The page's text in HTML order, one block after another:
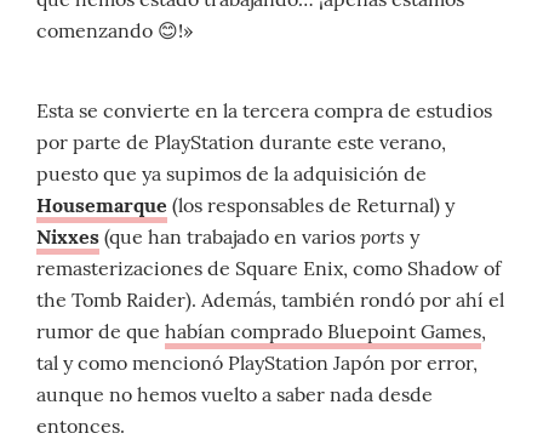
comenzando 😊!»
Esta se convierte en la tercera compra de estudios
por parte de PlayStation durante este verano,
puesto que ya supimos de la adquisición de
Housemarque (los responsables de Returnal) y
Nixxes (que han trabajado en varios ports y
remasterizaciones de Square Enix, como Shadow of
the Tomb Raider). Además, también rondó por ahí el
rumor de que habían comprado Bluepoint Games,
tal y como mencionó PlayStation Japón por error,
aunque no hemos vuelto a saber nada desde
entonces.